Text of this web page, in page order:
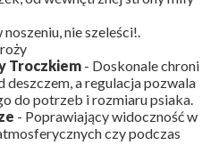
nie szeleści!.
Troczkiem - Doskonale chroni
deszczem, a regulacja pozwala
do potrzeb i rozmiaru psiaka.
- Poprawiający widoczność w
czy podczas